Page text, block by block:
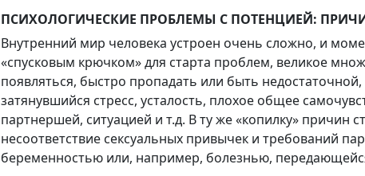
ПСИХОЛОГИЧЕСКИЕ ПРОБЛЕМЫ С ПОТЕНЦИЕЙ:
Внутренний мир человека устроен очень сложно, и
«спусковым крючком» для старта проблем, великое
появляться, быстро пропадать или быть
затянувшийся стресс, усталость, плохое общее
партнершей, ситуацией и т.д. В ту же «копилку» причин
несоответствие сексуальных привычек и требований
беременностью или, например, болезнью,